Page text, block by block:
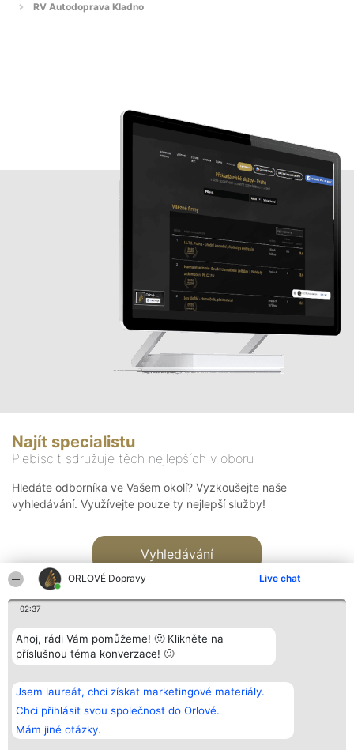
ORLOVÉ Dopravy Live chat
02:37
Ahoj, rádi Vám pomůžeme! 🙂 Klikněte na
příslušnou téma konverzace! 🙂
Jsem laureát, chci získat marketingové materiály.
Chci přihlásit svou společnost do Orlové.
Mám jiné otázky.
RV Autodoprava Kladno
Najít specialistu
Plebiscit sdružuje těch nejlepších v oboru
Hledáte odborníka ve Vašem okolí? Vyzkoušejte naše
vyhledávání. Využívejte pouze ty nejlepší služby!
Vyhledávání
Bright Side Solutions sp. z o.
o. sp. k.
ul. Ruska 22
Wrocław 50-079
KRS 0000749100 | Regon
381313360 | NIP 8943132676
Vítězové
Seznam všech
laureátů
Zásady
Zásady
Kontakt